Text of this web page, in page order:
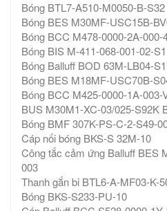
Bóng BTL7-A510-M0050-B-S32
Bóng BES M30MF-USC15B-
Bóng BCC M478-0000-2A-000-
Bóng BIS M-411-068-001-02-
Bóng Balluff BOD 63M-LB04-
Bóng BES M18MF-USC70B-
Bóng BCC M425-0000-1A-003-
BUS M30M1-XC-03/025-S92K
Bóng BMF 307K-PS-C-2-S49-
Cáp nối bóng BKS-S 32M-10
Công tắc cảm ứng Balluff BES
003
Thanh gắn bi BTL6-A-MF03-K-
Bóng BKS-S233-PU-10